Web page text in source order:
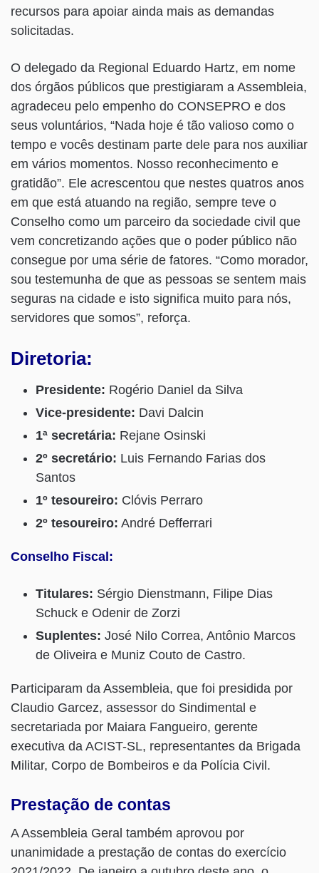
recursos para apoiar ainda mais as demandas
solicitadas.
O delegado da Regional Eduardo Hartz, em nome
dos órgãos públicos que prestigiaram a Assembleia,
agradeceu pelo empenho do CONSEPRO e dos
seus voluntários, “Nada hoje é tão valioso como o
tempo e vocês destinam parte dele para nos auxiliar
em vários momentos. Nosso reconhecimento e
gratidão”. Ele acrescentou que nestes quatros anos
em que está atuando na região, sempre teve o
Conselho como um parceiro da sociedade civil que
vem concretizando ações que o poder público não
consegue por uma série de fatores. “Como morador,
sou testemunha de que as pessoas se sentem mais
seguras na cidade e isto significa muito para nós,
servidores que somos”, reforça.
Diretoria:
Presidente: Rogério Daniel da Silva
Vice-presidente: Davi Dalcin
1ª secretária: Rejane Osinski
2º secretário: Luis Fernando Farias dos
Santos
1º tesoureiro: Clóvis Perraro
2º tesoureiro: André Defferrari
Conselho Fiscal:
Titulares: Sérgio Dienstmann, Filipe Dias
Schuck e Odenir de Zorzi
Suplentes: José Nilo Correa, Antônio Marcos
de Oliveira e Muniz Couto de Castro.
Participaram da Assembleia, que foi presidida por
Claudio Garcez, assessor do Sindimental e
secretariada por Maiara Fangueiro, gerente
executiva da ACIST-SL, representantes da Brigada
Militar, Corpo de Bombeiros e da Polícia Civil.
Prestação de contas
A Assembleia Geral também aprovou por
unanimidade a prestação de contas do exercício